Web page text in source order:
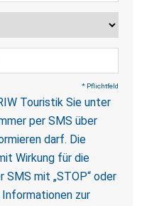
* Pflichtfeld
Touristik Sie unter
per SMS über
darf. Die
Wirkung für die
mit „STOP“ oder
zur